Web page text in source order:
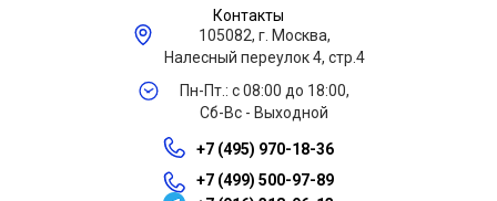
Контакты
105082, г. Москва,
Налесный переулок 4, стр.4
Пн-Пт.: с 08:00 до 18:00,
Сб-Вс - Выходной
+7 (495) 970-18-36
+7 (499) 500-97-89